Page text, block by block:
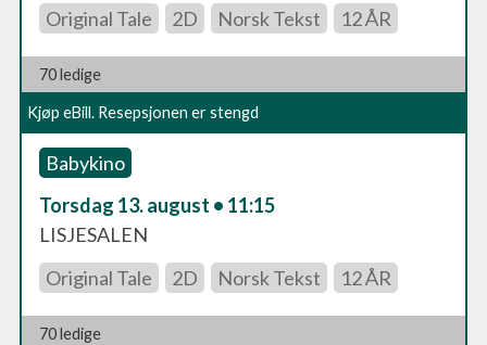
Original Tale 2D Norsk Tekst 12 ÅR
70 ledige
Kjøp eBill. Resepsjonen er stengd
Babykino
Torsdag 13. august • 11:15
LISJESALEN
Original Tale
2D Norsk Tekst 12 ÅR
70 ledige